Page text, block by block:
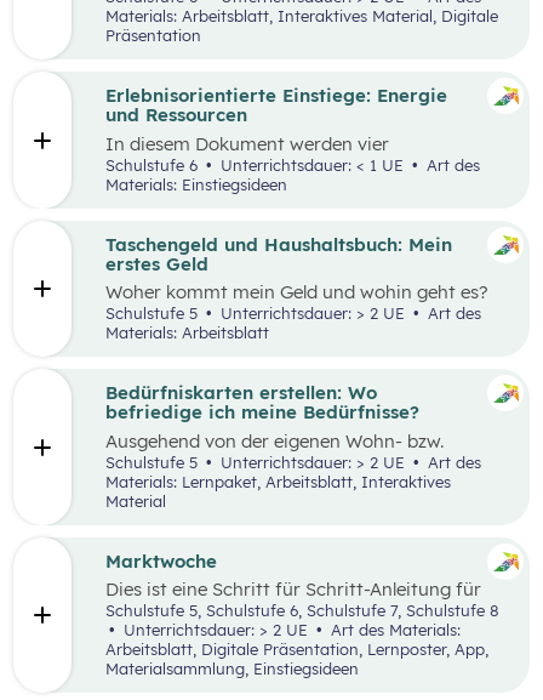
Erlebnisorientierte Einstiege: Energie
und Ressourcen
In diesem Dokument werden vier
Einstiegsideen für den Kompetenzbereich
„Nachhaltiger Umgang mit Energie und
Ressourcen“ präsentiert.
Schulstufe 6 Unterrichtsdauer: < 1 UE
Materials: Einstiegsideen
Bedürfniskarten erstellen: Wo
befriedige ich meine Bedürfnisse?
Ausgehend von der eigenen Wohn- bzw.
Schulortgemeinde sollen die Schüler:innen ihre
Umgebung analysieren und eine eigene
Bedürfniskarte (mit Scribble Maps) erstellen
befriedige ich meine Bedürfnisse?“ Der Fokus
Bedürfnisbefriedigung durch Unternehmen.
Schulstufe 5 Unterrichtsdauer: > 2 UE
Materials: Lernpaket, Arbeitsblatt, Interaktives
Material
Taschengeld und Haushaltsbuch: Mein
erstes Geld
Woher kommt mein Geld und wohin geht es?
Was ist ein Haushaltsbuch und wofür brauche
ich es? Geld ist im Alltag vieler Mensch präsent
Schüler:innen an das Thema Geld herangeführt
werden.
Schulstufe 5 Unterrichtsdauer: > 2 UE
Art des
Materials: Arbeitsblatt
werden die wesentlichen Ressourcen und
Energieträger für die Wirtschaft und unser
Materials: Arbeitsblatt, Interaktives Material, Digitale
Präsentation
Marktwoche
Dies ist eine Schritt für Schritt-Anleitung für
Lehrer:innen, die mit Jugendlichen ein echtes
Verkaufserlebnis organisieren wollen: Vom
Einstieg(Was haben Jugendliche erfunden?)
überZiele setzen bis hin zum gesamten Design
Thinking-Prozess
Preis berechnen
Schulstufe 5, Schulstufe 6, Schulstufe 7, Schulstufe 8
Unterrichtsdauer: > 2 UE
Arbeitsblatt, Digitale Präsentation, Lernposter, App,
Materialsammlung, Einstiegsideen